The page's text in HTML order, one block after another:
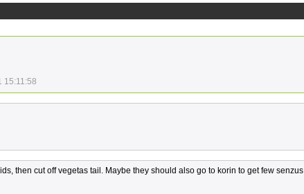
15:11:58
then cut off vegetas tail. Maybe they should also go to korin to get few senzus